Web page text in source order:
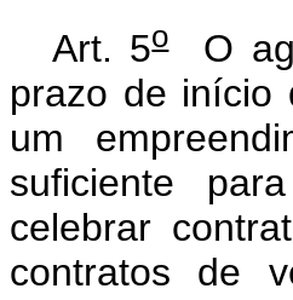
Art. 5oO
prazo de início
um
suficiente
celebrar
contratos de